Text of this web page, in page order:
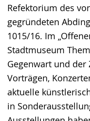
Refektorium des
gegründeten
1015/16. Im
Stadtmuseum
Gegenwart und
Vorträgen,
aktuelle
in